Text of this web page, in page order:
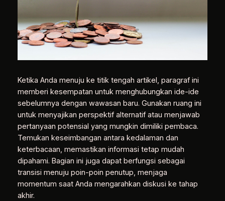
Ketika Anda menuju ke titik tengah artikel, paragraf ini
memberi kesempatan untuk menghubungkan ide-ide
sebelumnya dengan wawasan baru. Gunakan ruang ini
untuk menyajikan perspektif alternatif atau menjawab
pertanyaan potensial yang mungkin dimiliki pembaca.
Temukan keseimbangan antara kedalaman dan
keterbacaan, memastikan informasi tetap mudah
dipahami. Bagian ini juga dapat berfungsi sebagai
transisi menuju poin-poin penutup, menjaga
momentum saat Anda mengarahkan diskusi ke tahap
akhir.